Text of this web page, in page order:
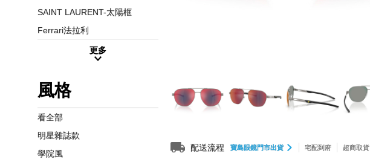
SAINT LAURENT-太陽框
Ferrari法拉利
更多
風格
看全部
明星雜誌款
學院風
配送流程 寶島眼鏡門市出貨 宅配到府 超商取貨